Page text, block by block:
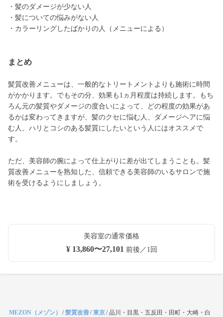
・髪のダメージが少ない人
・髪についての悩みがない人
・カラーリングしたばかりの人（メニューによる）
まとめ
髪質改善メニューは、一般的なトリートメントよりも施術に時間
がかかります。でもその分、効果も1ヵ月程度は持続します。もち
ろん元の髪質やダメージの度合いによって、どの程度の効果があ
るかは変わってきますが、髪のクセに悩む人、ダメージヘアに悩
む人、ハリとコシのある髪質にしたいという人にはオススメで
す。
ただ、美容師の腕によって仕上がりに差が出てしまうことも。髪
質改善メニューを熟知した、信頼できる美容師のいるサロンで施
術を受けるようにしましょう。
美容室の通常価格
¥ 13,860〜27,101 前後／1回
MEZON（メゾン） /髪質改善/東京/品川・目黒・五反田・田町・大崎・白